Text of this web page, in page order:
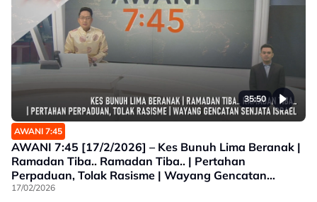
35:50
AWANI 7:45
AWANI 7:45 [17/2/2026] – Kes Bunuh Lima Beranak |
Ramadan Tiba.. Ramadan Tiba.. | Pertahan
Perpaduan, Tolak Rasisme | Wayang Gencatan
Senjata Israel
17/02/2026